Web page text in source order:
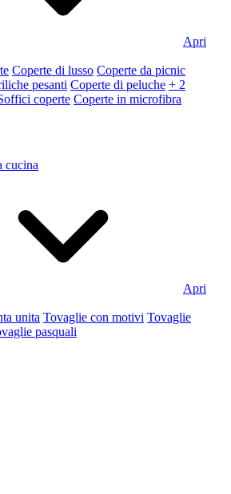
Apri
Coperte di lusso Coperte da picnic
pesanti Coperte di peluche + 2
coperte Coperte in microfibra
cucina
Apri
unita Tovaglie con motivi Tovaglie
pasquali